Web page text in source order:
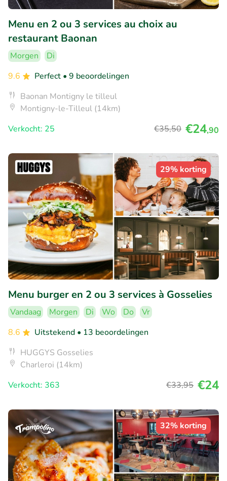
Menu en 2 ou 3 services au choix au
restaurant Baonan
Morgen
Di
9.6
Perfect • 9 beoordelingen
Baonan Montigny le tilleul
Montigny-le-Tilleul (14km)
Verkocht: 25
€35,50 €24,90
29% korting
Menu burger en 2 ou 3 services à Gosselies
Vandaag Morgen Di Wo Do
Vr
8.6
Uitstekend • 13 beoordelingen
HUGGYS Gosselies
Charleroi (14km)
Verkocht: 363
€33,95 €24
32% korting